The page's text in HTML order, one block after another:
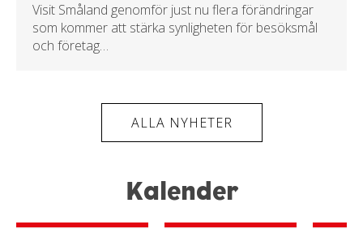
Visit Småland genomför just nu flera förändringar
som kommer att stärka synligheten för besöksmål
och företag…
ALLA NYHETER
Kalender